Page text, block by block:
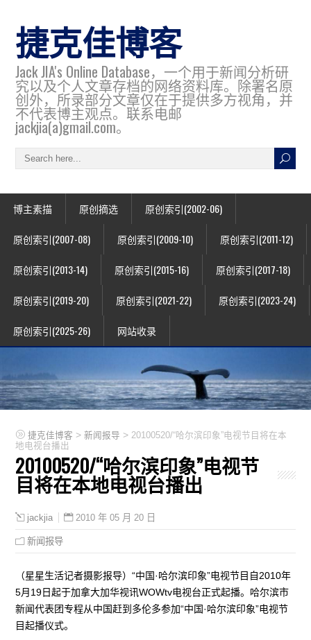
捷克佳博客
Jack JIA's Online Database，一个用于新闻分析研
究以及个人文章存档的网络资料库。除署名原
创外，所录部分文章仅在于提供多方视角，并
不代表博主观点。联系电邮
jackjia(a)gmail.com。
博主素描 原创摘选 原创索引(2002-06)
原创索引(2007-08) 原创索引(2009-10) 原创索引(2011-12)
原创索引(2013-14) 原创索引(2015-16) 原创索引(2017-18)
原创索引(2019-20) 原创索引(2021-22) 原创索引(2023-24)
原创索引(2025-26) 网站收录
捷克佳博客 >新闻报导 > 20100520/“哈尔滨印象”电视节目将在本
地电视台播出
20100520/“哈尔滨印象”电视节
目将在本地电视台播出
jackjia 2010 年 05 月 20 日
新闻报导
（星星生活记者摄影报导）“中国·哈尔滨印象”电视节目自2010年
5月19日起于加拿大加华视讯WOWtv电视台正式起播。哈尔滨市
新闻代表团专程从中国赶到多伦多参加“中国·哈尔滨印象”电视节
目起播仪式。